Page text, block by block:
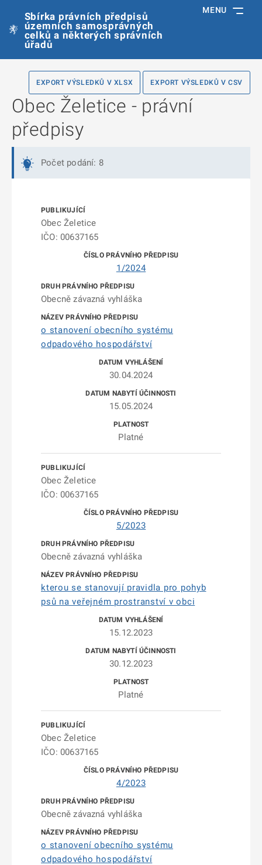
Sbírka právních předpisů
územních samosprávných
celků a některých správních
úřadů
MENU
EXPORT VÝSLEDKŮ V XLSX EXPORT VÝSLEDKŮ V CSV
Obec Želetice - právní
předpisy
Počet podání: 8
Obec Želetice
IČO: 00637165
1/2024
Obecně závazná vyhláška
o stanovení obecního systému
odpadového hospodářství
30.04.2024
15.05.2024
Platné
Obec Želetice
IČO: 00637165
5/2023
Obecně závazná vyhláška
kterou se stanovují pravidla pro pohyb
psů na veřejném prostranství v obci
15.12.2023
30.12.2023
Platné
Obec Želetice
IČO: 00637165
4/2023
Obecně závazná vyhláška
o stanovení obecního systému
odpadového hospodářství